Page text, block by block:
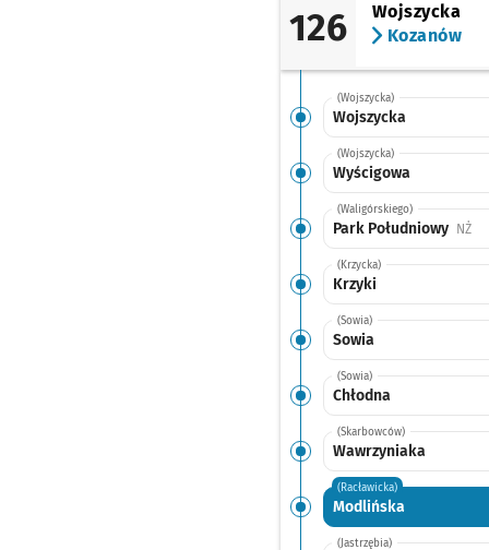
126
Wojszycka
Kozanów
(Wojszycka)
Wojszycka
(Wojszycka)
Wyścigowa
(Waligórskiego)
Park Południowy NŻ
(Krzycka)
Krzyki
(Sowia)
Sowia
(Sowia)
Chłodna
(Skarbowców)
Wawrzyniaka
(Racławicka)
Modlińska
(Jastrzębia)